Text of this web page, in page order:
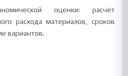
оценки: расчёт
расхода материалов, сроков
вариантов.